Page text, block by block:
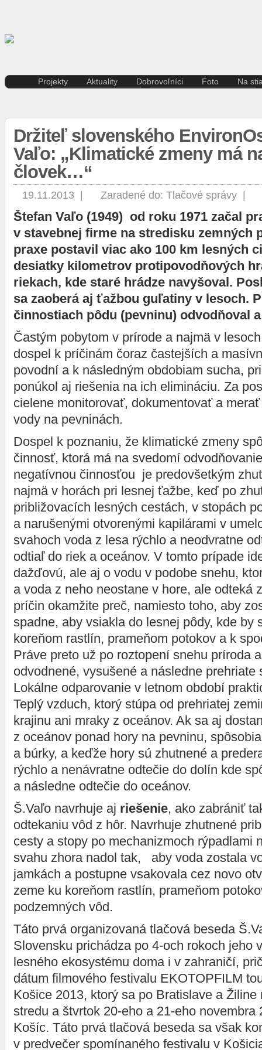
Projekty
Kasárne/Kulturpark
Projekt SPOTs
Pentapolitana
Destinácia Košice
Kunsthalle/Hala umenia
Terra Incognita
Putujúce mesto
prostredníctvom investícií do
vzdelávania
Sándor Márai
Aktuality
Iné
Regióny
Slovensko
Šport
Tlačové správy
Dobrovoľníci Foto Na
Držiteľ slovenského
Vaľo: „Klimatické zmeny má
človek…“
19.11.2013 | Zaradené do: Tlačové správy
Štefan Vaľo (1949) od roku 1971 začal
v stavebnej firme na stredisku zemných
praxe postavil viac ako 100 km lesných
desiatky kilometrov protipovodňových
riekach, kde staré hrádze navyšoval.
sa zaoberá aj ťažbou guľatiny v lesoch.
činnostiach pôdu (pevninu) odvodňoval
Častým pobytom v prírode a najmä v
dospel k príčinám čoraz častejších a
povodní a k následným obdobiam sucha,
ponúkol aj riešenia na ich elimináciu. Za
cielene monitorovať, dokumentovať a
vody na pevninách.
Dospel k poznaniu, že klimatické zmeny
činnosť, ktorá má na svedomí
negatívnou činnosťou je predovšetkým
najmä v horách pri lesnej ťažbe, keď po
približovacích lesných cestách, v stopách
a narušenými otvorenými kapilárami v
svahoch voda z lesa rýchlo a neodvratne
odtiaľ do riek a oceánov. V tomto prípade
dažďovú, ale aj o vodu v podobe snehu,
a voda z neho neostane v hore, ale odteká
príčin okamžite preč, namiesto toho, aby
spadne, aby vsiakla do lesnej pôdy, kde by
koreňom rastlín, prameňom potokov a k
Práve preto už po roztopení snehu príroda
odvodnené, vysušené a následne prehriate
Lokálne odparovanie v letnom období
Teplý vzduch, ktorý stúpa od prehriatej
krajinu ani mraky z oceánov. Ak sa aj
z oceánov ponad hory na pevninu,
a búrky, a keďže hory sú zhutnené a
rýchlo a nenávratne odtečie do dolín kde
a následne odtečie do oceánov.
Š.Vaľo navrhuje aj riešenie, ako zabrániť
odtekaniu vôd z hôr. Navrhuje zhutnené
cesty a stopy po mechanizmoch rýpadlami
svahu zhora nadol tak, aby voda zostala
jamkách a postupne vsakovala cez novo
zeme ku koreňom rastlín, prameňom
podzemných vôd.
Táto prvá organizovaná tlačová beseda
Slovensku prichádza po 4-och rokoch jeho
lesného ekosystému doma i v zahraničí,
dátum filmového festivalu EKOTOPFILM
Košice 2013, ktorý sa po Bratislave a
stredu a štvrtok 20-eho a 21-eho novembra
Košíc. Táto prvá tlačová beseda sa však
v predvečer spomínaného festivalu v